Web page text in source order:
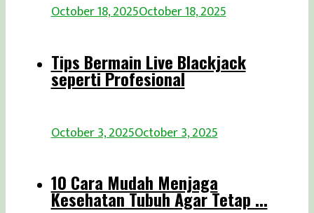
October 18, 2025October 18, 2025
Tips Bermain Live Blackjack
seperti Profesional
October 3, 2025October 3, 2025
10 Cara Mudah Menjaga
Kesehatan Tubuh Agar Tetap ...